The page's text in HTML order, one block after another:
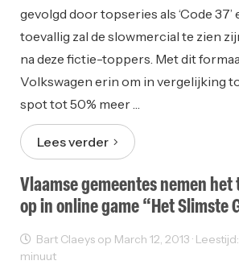
gevolgd door topseries als ‘Code 37’
toevallig zal de slowmercial te zien
na deze fictie-toppers. Met dit
Volkswagen erin om in vergelijking
spot tot 50% meer …
Lees verder
Vlaamse gemeentes nemen het
op in online game “Het Slimste
Bart Claeys op March 12, 2013 ·
minuut